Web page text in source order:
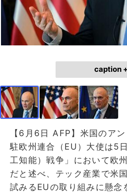
caption +
【6月6日 AFP】米国のア
駐欧州連合（EU）大使は5
工知能）戦争」において欧
だと述べ、テック産業で米
試みるEUの取り組みに懸念